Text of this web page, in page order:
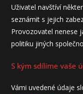
Uživatel navštíví
seznámit s jejich
Provozovatel nenese
politiku jiných
S kým sdílíme vaše
Vámi uvedené údaje